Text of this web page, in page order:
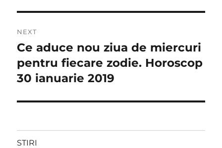
NEXT
Next
post:
Ce aduce nou ziua de miercuri
pentru fiecare zodie. Horoscop
30 ianuarie 2019
STIRI